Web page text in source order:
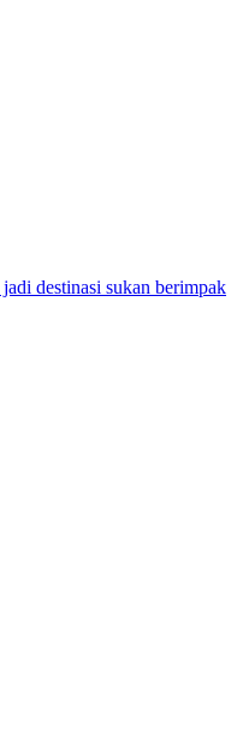
destinasi sukan berimpak